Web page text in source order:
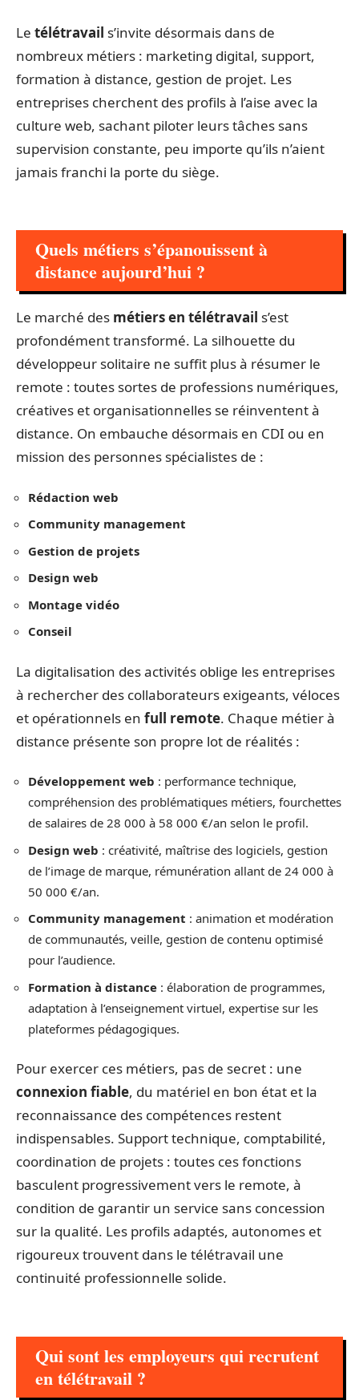
Le télétravail s’invite désormais dans de
nombreux métiers : marketing digital, support,
formation à distance, gestion de projet. Les
entreprises cherchent des profils à l’aise avec la
culture web, sachant piloter leurs tâches sans
supervision constante, peu importe qu’ils n’aient
jamais franchi la porte du siège.
Quels métiers s’épanouissent à
distance aujourd’hui ?
Le marché des métiers en télétravail s’est
profondément transformé. La silhouette du
développeur solitaire ne suffit plus à résumer le
remote : toutes sortes de professions numériques,
créatives et organisationnelles se réinventent à
distance. On embauche désormais en CDI ou en
mission des personnes spécialistes de :
Rédaction web
Community management
Gestion de projets
Design web
Montage vidéo
Conseil
La digitalisation des activités oblige les entreprises
à rechercher des collaborateurs exigeants, véloces
et opérationnels en full remote. Chaque métier à
distance présente son propre lot de réalités :
Développement web : performance technique,
compréhension des problématiques métiers, fourchettes
de salaires de 28 000 à 58 000 €/an selon le profil.
Design web : créativité, maîtrise des logiciels, gestion
de l’image de marque, rémunération allant de 24 000 à
50 000 €/an.
Community management : animation et modération
de communautés, veille, gestion de contenu optimisé
pour l’audience.
Formation à distance : élaboration de programmes,
adaptation à l’enseignement virtuel, expertise sur les
plateformes pédagogiques.
Pour exercer ces métiers, pas de secret : une
connexion fiable, du matériel en bon état et la
reconnaissance des compétences restent
indispensables. Support technique, comptabilité,
coordination de projets : toutes ces fonctions
basculent progressivement vers le remote, à
condition de garantir un service sans concession
sur la qualité. Les profils adaptés, autonomes et
rigoureux trouvent dans le télétravail une
continuité professionnelle solide.
Qui sont les employeurs qui recrutent
en télétravail ?